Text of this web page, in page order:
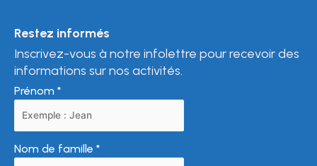
Restez informés
Inscrivez-vous à notre infolettre pour recevoir des
informations sur nos activités.
Prénom *
Nom de famille *